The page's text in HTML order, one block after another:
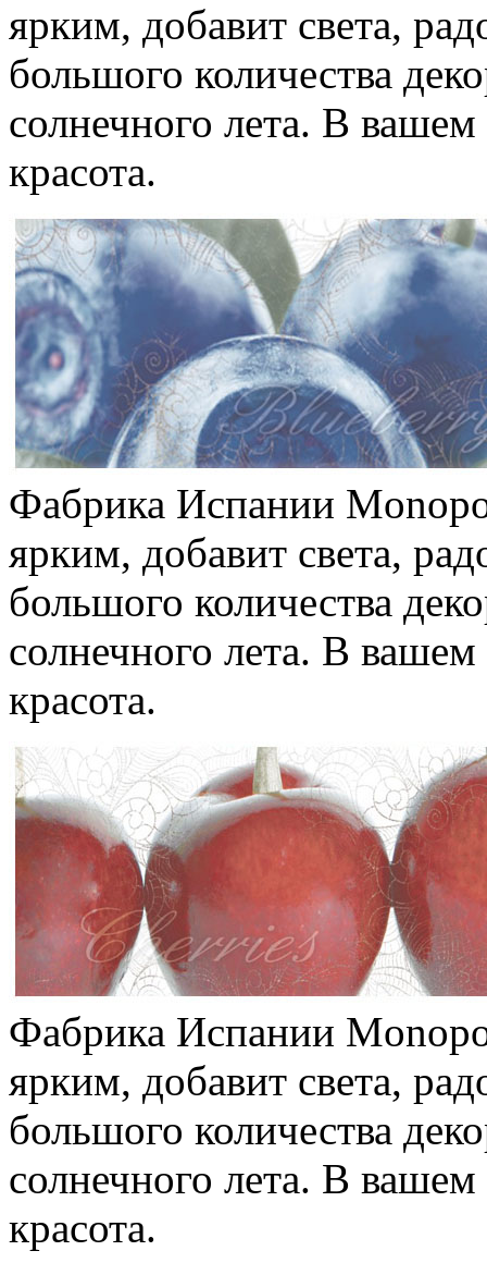
ярким, добавит света,
большого количества
солнечного лета. В
красота.
Фабрика Испании
ярким, добавит света,
большого количества
солнечного лета. В
красота.
Фабрика Испании
ярким, добавит света,
большого количества
солнечного лета. В
красота.